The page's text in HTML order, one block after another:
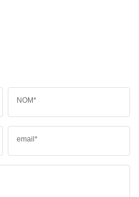
NOM*
email*